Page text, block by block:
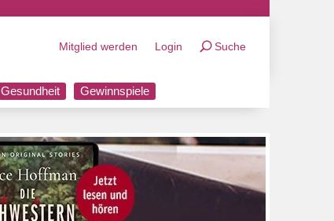
Mitglied werden Login Suche
Gesundheit Gewinnspiele